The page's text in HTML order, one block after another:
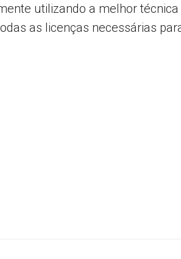
utilizando a melhor técnica
as licenças necessárias